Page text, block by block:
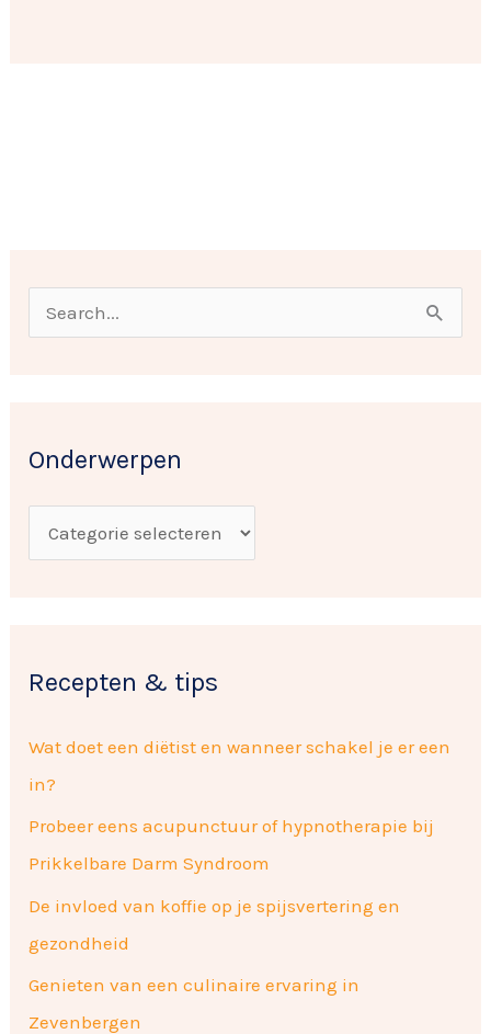
n
a
Onderwerpen
d
w
p
Recepten & tips
Wat doet een diëtist en wanneer schakel je er een
in?
Probeer eens acupunctuur of hypnotherapie bij
Prikkelbare Darm Syndroom
De invloed van koffie op je spijsvertering en
gezondheid
Genieten van een culinaire ervaring in
Zevenbergen